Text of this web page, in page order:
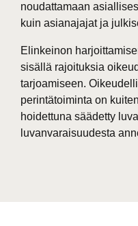
noudattamaan
kuin asianajajat ja
Elinkeinon
sisällä rajoituksia
tarjoamiseen.
perintätoiminta on
hoidettuna säädetty
luvanvaraisuudesta